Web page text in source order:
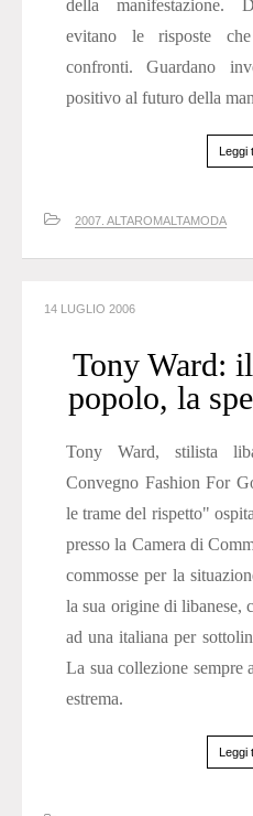
della manifestazione.
evitano le risposte che
confronti. Guardano
positivo al futuro della
Leggi
2007. ALTAROMALTAMODA
14 LUGLIO 2006
Tony Ward:
popolo, la
Tony Ward, stilista
Convegno Fashion For
le trame del rispetto"
presso la Camera di
commosse per la
la sua origine di libanese,
ad una italiana per
La sua collezione sempre
estrema.
Leggi